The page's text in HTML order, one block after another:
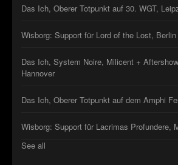
Das Ich, Oberer Totpunkt auf 30. WGT,
Wisborg: Support für Lord of the Lost, Berlin
Das Ich, System Noire, Milicent +
Hannover
Das Ich, Oberer Totpunkt auf dem Amphi
Wisborg: Support für Lacrimas Profundere,
See all